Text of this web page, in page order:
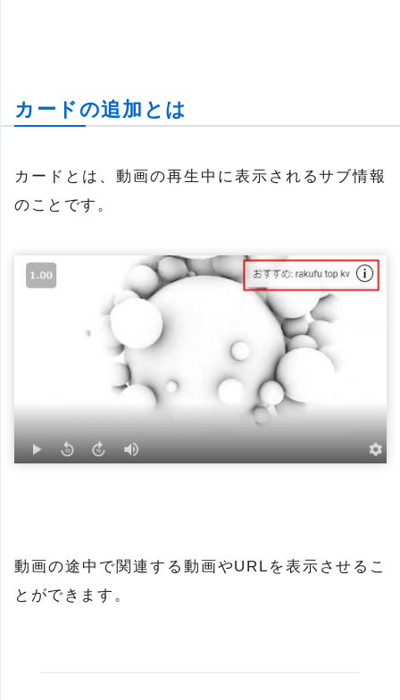
カードの追加とは
カードとは、動画の再生中に表示されるサブ情報
のことです。
動画の途中で関連する動画やURLを表示させるこ
とができます。